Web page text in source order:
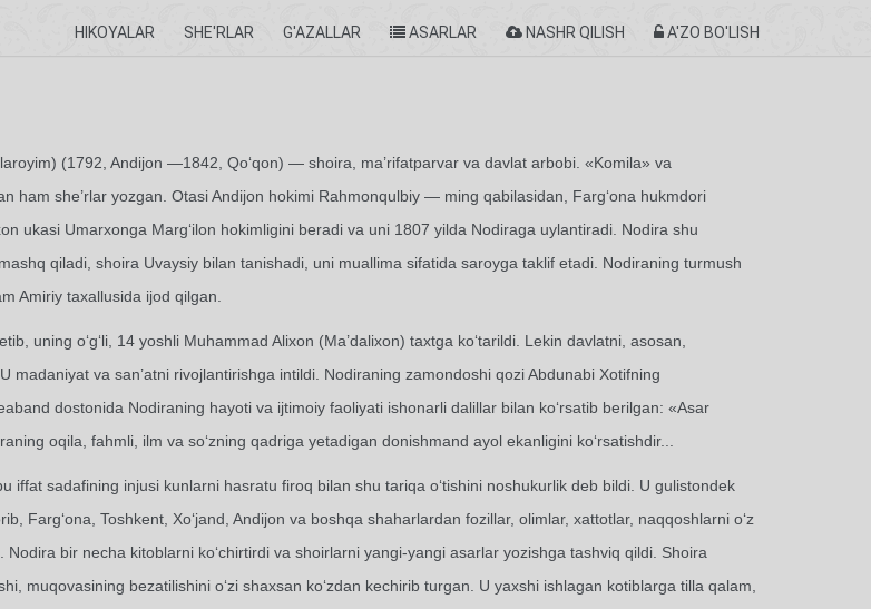
HIKOYALAR SHE'RLAR G'AZALLAR ASARLAR NASHR QILISH A'ZO BO'LISH
(1792, Andijon —1842, Qo‘qon) — shoira, ma’rifatparvar va davlat arbobi. «Komila» va
ham she’rlar yozgan. Otasi Andijon hokimi Rahmonqulbiy — ming qabilasidan, Farg‘ona hukmdori
ukasi Umarxonga Marg‘ilon hokimligini beradi va uni 1807 yilda Nodiraga uylantiradi. Nodira shu
qiladi, shoira Uvaysiy bilan tanishadi, uni muallima sifatida saroyga taklif etadi. Nodiraning turmush
Amiriy taxallusida ijod qilgan.
uning o‘g‘li, 14 yoshli Muhammad Alixon (Ma’dalixon) taxtga ko‘tarildi. Lekin davlatni, asosan,
madaniyat va san’atni rivojlantirishga intildi. Nodiraning zamondoshi qozi Abdunabi Xotifning
dostonida Nodiraning hayoti va ijtimoiy faoliyati ishonarli dalillar bilan ko‘rsatib berilgan: «Asar
oqila, fahmli, ilm va so‘zning qadriga yetadigan donishmand ayol ekanligini ko‘rsatishdir...
iffat sadafining injusi kunlarni hasratu firoq bilan shu tariqa o‘tishini noshukurlik deb bildi. U gulistondek
Farg‘ona, Toshkent, Xo‘jand, Andijon va boshqa shaharlardan fozillar, olimlar, xattotlar, naqqoshlarni o‘z
Nodira bir necha kitoblarni ko‘chirtirdi va shoirlarni yangi-yangi asarlar yozishga tashviq qildi. Shoira
muqovasining bezatilishini o‘zi shaxsan ko‘zdan kechirib turgan. U yaxshi ishlagan kotiblarga tilla qalam,